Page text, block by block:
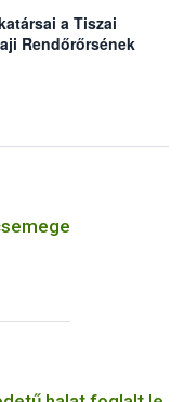
a Tiszai
Rendőrőrsének
csaptak le a